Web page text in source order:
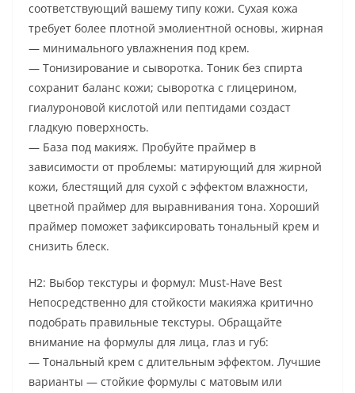
соответствующий вашему типу кожи. Сухая кожа
требует более плотной эмолиентной основы, жирная
— минимального увлажнения под крем.
— Тонизирование и сыворотка. Тоник без спирта
сохранит баланс кожи; сыворотка с глицерином,
гиалуроновой кислотой или пептидами создаст
гладкую поверхность.
— База под макияж. Пробуйте праймер в
зависимости от проблемы: матирующий для жирной
кожи, блестящий для сухой с эффектом влажности,
цветной праймер для выравнивания тона. Хороший
праймер поможет зафиксировать тональный крем и
снизить блеск.
H2: Выбор текстуры и формул: Must-Have Best
Непосредственно для стойкости макияжа критично
подобрать правильные текстуры. Обращайте
внимание на формулы для лица, глаз и губ:
— Тональный крем с длительным эффектом. Лучшие
варианты — стойкие формулы с матовым или